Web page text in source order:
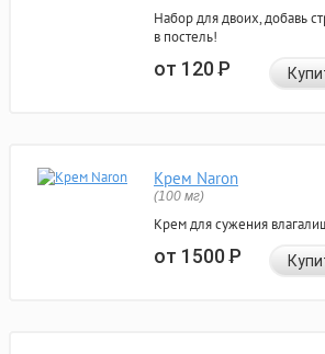
Набор для двоих, добавь
в постель!
от 120Р
Крем Naron
(100 мг)
Крем для сужения
от 1500Р